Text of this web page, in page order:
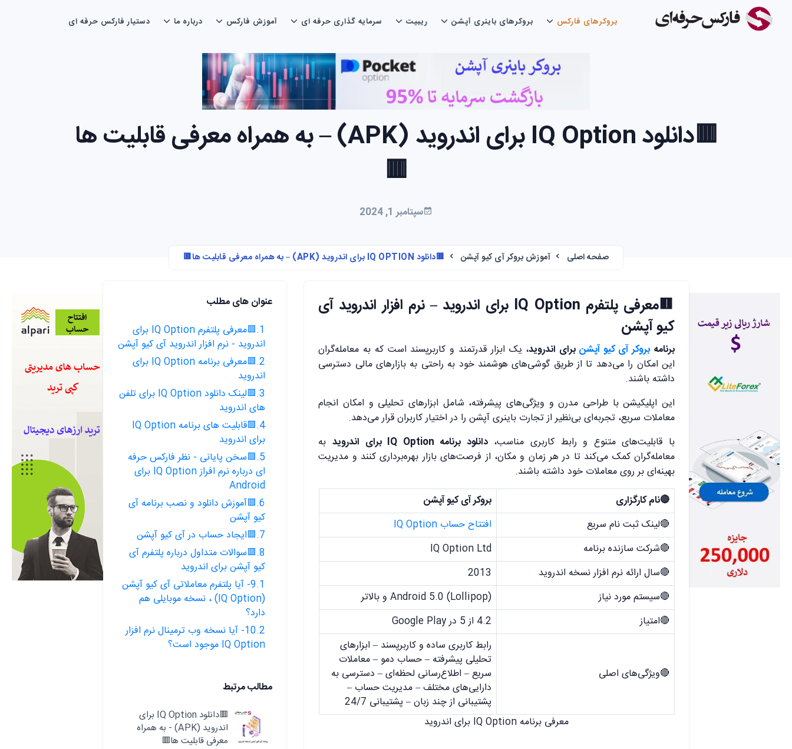
بروکرهای فارکس بروکرهای باینری آپشن ریبیت سرمایه گذاری حرفه ای آموزش فارکس درباره ما دستیار فارکس حرفه ای
🟥دانلود IQ Option برای اندروید (APK) – به همراه معرفی قابلیت ها
🟥
سپتامبر 1, 2024
صفحه اصلی آموزش بروکر آی کیو آپشن 🟥دانلود IQ OPTION برای اندروید (APK) – به همراه معرفی قابلیت ها🟥
🟥
معرفی پلتفرم IQ Option برای اندروید – نرم افزار اندروید آی
کیو آپشن
برنامه بروکر آی کیو آپشن برای اندروید، یک ابزار قدرتمند و کاربرپسند است که به معامله‌گران
این امکان را می‌دهد تا از طریق گوشی‌های هوشمند خود به راحتی به بازارهای مالی دسترسی
داشته باشند.
این اپلیکیشن با طراحی مدرن و ویژگی‌های پیشرفته، شامل ابزارهای تحلیلی و امکان انجام
معاملات سریع، تجربه‌ای بی‌نظیر از تجارت باینری آپشن را در اختیار کاربران قرار می‌دهد.
با قابلیت‌های متنوع و رابط کاربری مناسب،دانلود برنامه IQ Option برای اندروید
به
معامله‌گران کمک می‌کند تا در هر زمان و مکان، از فرصت‌های بازار بهره‌برداری کنند و مدیریت
بهینه‌ای بر روی معاملات خود داشته باشند.
🔴نام کارگزاری
بروکر آی کیو آپشن
🔴لینک ثبت نام سریع
افتتاح حساب IQ Option
🔴شرکت سازنده برنامه
IQ Option Ltd
🔴سال ارائه نرم افزار نسخه اندروید
2013
🔴سیستم مورد نیاز
Android 5.0 (Lollipop) و بالاتر
🔴امتیاز
4.2 از 5 در Google Play
🔴ویژگی‌های اصلی
رابط کاربری ساده و کاربرپسند – ابزارهای
تحلیلی پیشرفته – حساب دمو – معاملات
سریع – اطلاع‌رسانی لحظه‌ای – دسترسی به
دارایی‌های مختلف – مدیریت حساب –
پشتیبانی از چند زبان – پشتیبانی 24/7
معرفی برنامه IQ Option برای اندروید
عنوان های مطلب
1.🟥معرفی پلتفرم IQ Option برای
اندروید - نرم افزار اندروید آی کیو آپشن
2.🟥معرفی برنامه IQ Option برای
اندروید
3.🟥لینک دانلود IQ Option برای تلفن
های اندروید
4.🟥قابلیت های برنامه IQ Option
برای اندروید
5.🟥سخن پایانی - نظر فارکس حرفه
ای درباره نرم افراز IQ Option برای
Android
6.🟥آموزش دانلود و نصب برنامه آی
کیو آپشن
7.🟥ایجاد حساب در آی کیو آپشن
8.🟥سوالات متداول درباره پلتفرم آی
کیو آپشن برای اندروید
9.1- آیا پلتفرم معاملاتی آی کیو آپشن
(IQ Option) ، نسخه موبایلی هم
دارد؟
10.2- آیا نسخه وب ترمینال نرم افزار
IQ Option موجود است؟
مطالب مرتبط
🟥دانلود IQ Option برای
اندروید (APK) - به همراه
معرفی قابلیت ها🟥